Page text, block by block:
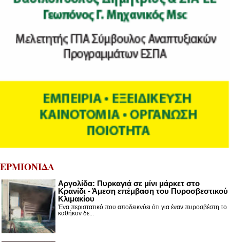
ΕΡΜΙΟΝΙΔΑ
Αργολίδα: Πυρκαγιά σε μίνι μάρκετ στο
Κρανίδι - Άμεση επέμβαση του Πυροσβεστικού
Κλιμακίου
Ένα περιστατικό που αποδεικνύει ότι για έναν πυροσβέστη το
καθήκον δε...